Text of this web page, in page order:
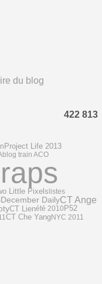
du blog
422 813
Project Life 2013
blog train ACO
Little Pixelslistes
December DailyCT Ange
CT Lienété 2010 P52
CT Che YangNYC 2011